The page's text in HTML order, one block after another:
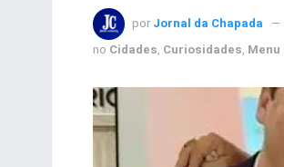
por Jornal da Chapada
no Cidades, Curiosidades,